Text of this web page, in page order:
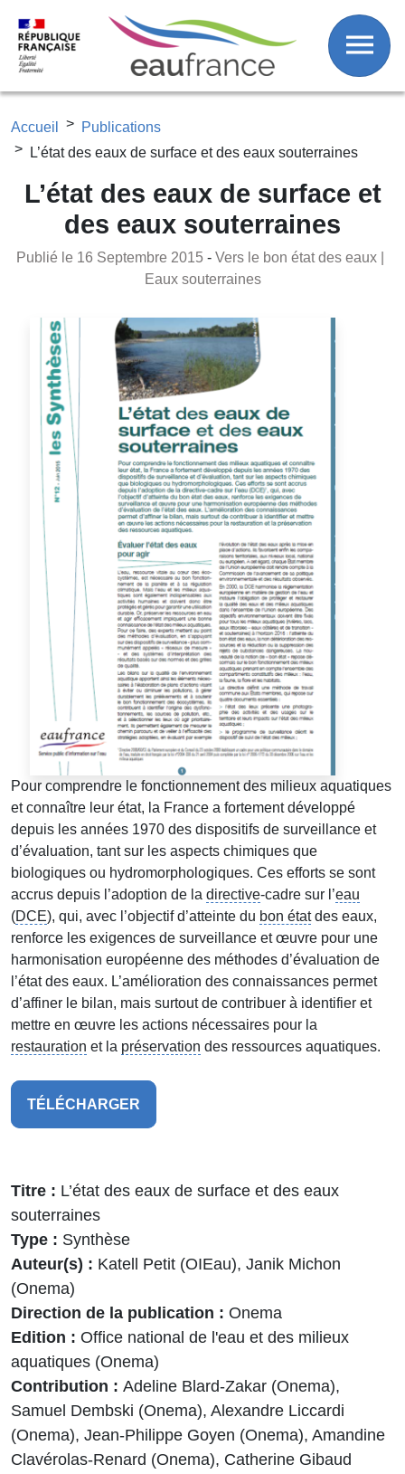
Aller au contenu principal
Fil d'Ariane
Accueil
Publications
L’état des eaux de surface et des eaux souterraines
L’état des eaux de surface et
des eaux souterraines
Publié le 16 Septembre 2015 - Vers le bon état des eaux
Eaux souterraines
Pour comprendre le fonctionnement des milieux aquatiques
et connaître leur état, la France a fortement développé
depuis les années 1970 des dispositifs de surveillance et
d’évaluation, tant sur les aspects chimiques que
biologiques ou hydromorphologiques. Ces efforts se sont
accrus depuis l’adoption de la directive-cadre sur l’eau
(DCE), qui, avec l’objectif d’atteinte du bon étatdes eaux,
renforce les exigences de surveillance et œuvre pour une
harmonisation européenne des méthodes d’évaluation de
l’état des eaux. L’amélioration des connaissances permet
d’affiner le bilan, mais surtout de contribuer à identifier et
mettre en œuvre les actions nécessaires pour la
restauration et la préservation des ressources aquatiques.
TÉLÉCHARGER
Titre
L’état des eaux de surface et des eaux
souterraines
Type
Synthèse
Auteur(s)
Katell Petit (OIEau), Janik Michon
(Onema)
Direction de la publication
Onema
Edition
Office national de l'eau et des milieux
aquatiques (Onema)
Contribution
Adeline Blard-Zakar (Onema),
Samuel Dembski (Onema), Alexandre Liccardi
(Onema), Jean-Philippe Goyen (Onema), Amandine
Clavérolas-Renard (Onema), Catherine Gibaud